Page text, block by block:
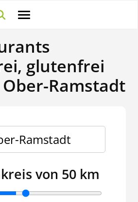
glutenfrei
Ramstadt
von 50 km